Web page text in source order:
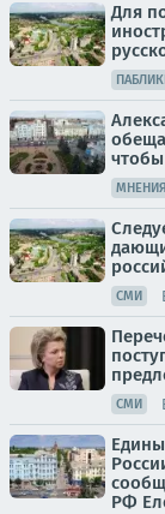
Для
МНЕНИЯ
СМИ
СМИ
РФ